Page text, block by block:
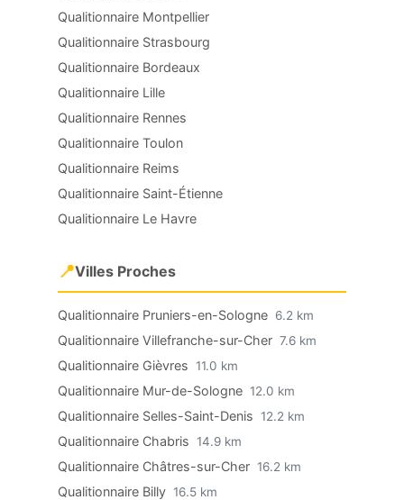
Qualitionnaire Montpellier
Qualitionnaire Strasbourg
Qualitionnaire Bordeaux
Qualitionnaire Lille
Qualitionnaire Rennes
Qualitionnaire Toulon
Qualitionnaire Reims
Qualitionnaire Saint-Étienne
Qualitionnaire Le Havre
📍Villes Proches
Qualitionnaire Pruniers-en-Sologne 6.2 km
Qualitionnaire Villefranche-sur-Cher 7.6 km
Qualitionnaire Gièvres 11.0 km
Qualitionnaire Mur-de-Sologne 12.0 km
Qualitionnaire Selles-Saint-Denis 12.2 km
Qualitionnaire Chabris 14.9 km
Qualitionnaire Châtres-sur-Cher 16.2 km
Qualitionnaire Billy 16.5 km